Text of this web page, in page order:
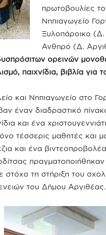
πρωτοβουλίες
Νηπιαγωγείο
Ξυλοπάροικο (Δ.
Ανθηρό (Δ.
ορεινών
παιχνίδια, βιβλία για
και Νηπιαγωγείο στο
έναν διαδραστικό
και ένα
τέσσερις μαθητές και
και ένα
πραγματοποιήθηκαν
στόχο τη στήριξη του
του Δήμου Αργιθέας.